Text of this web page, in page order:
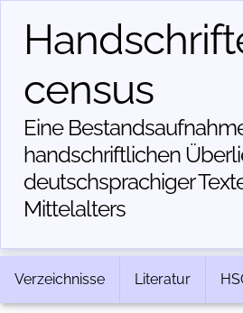
census
Eine
handschriftlichen
deutschsprachiger
Mittelalters
Verzeichnisse Literatur